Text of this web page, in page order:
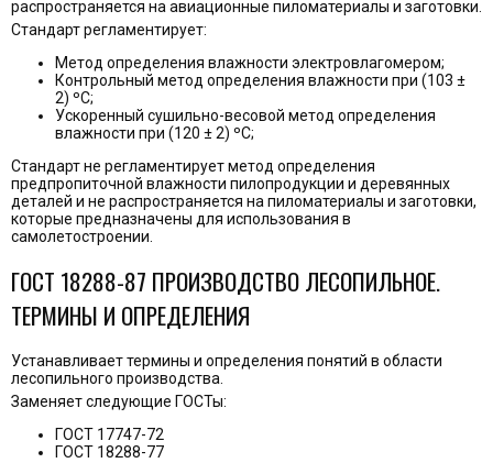
распространяется на авиационные пиломатериалы и заготовки.
Стандарт регламентирует:
Метод определения влажности электровлагомером;
Контрольный метод определения влажности при (103 ±
2) ºС;
Ускоренный сушильно-весовой метод определения
влажности при (120 ± 2) ºС;
Стандарт не регламентирует метод определения
предпропиточной влажности пилопродукции и деревянных
деталей и не распространяется на пиломатериалы и заготовки,
которые предназначены для использования в
самолетостроении.
ГОСТ 18288-87 ПРОИЗВОДСТВО ЛЕСОПИЛЬНОЕ.
ТЕРМИНЫ И ОПРЕДЕЛЕНИЯ
Устанавливает термины и определения понятий в области
лесопильного производства.
Заменяет следующие ГОСТы:
ГОСТ 17747-72
ГОСТ 18288-77